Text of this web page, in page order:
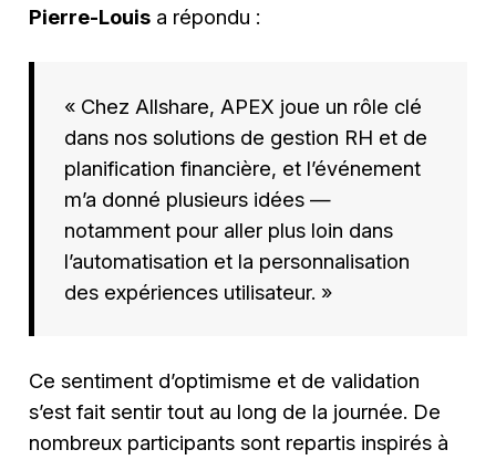
Pierre-Louis a répondu :
« Chez Allshare, APEX joue un rôle clé
dans nos solutions de gestion RH et de
planification financière, et l’événement
m’a donné plusieurs idées —
notamment pour aller plus loin dans
l’automatisation et la personnalisation
des expériences utilisateur. »
Ce sentiment d’optimisme et de validation
s’est fait sentir tout au long de la journée. De
nombreux participants sont repartis inspirés à